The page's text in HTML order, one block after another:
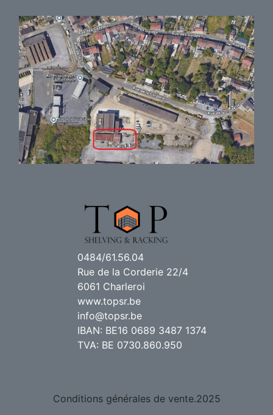
0484/61.56.04
Rue de la Corderie 22/4
6061 Charleroi
www.topsr.be
info@topsr.be
IBAN: BE16 0689 3487 1374
TVA: BE 0730.860.950
Conditions générales de vente.2025